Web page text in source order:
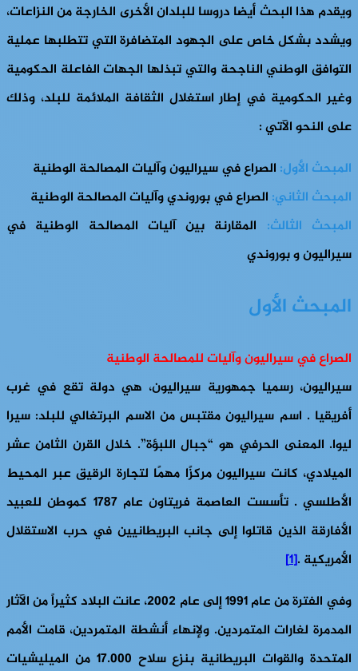
ويقدم هذا البحث أيضا دروسا للبلدان الأخرى الخارجة من النزاعات،
ويشدد بشكل خاص على الجهود المتضافرة التي تتطلبها عملية
التوافق الوطني الناجحة والتي تبذلها الجهات الفاعلة الحكومية
وغير الحكومية في إطار استغلال الثقافة الملائمة للبلد، وذلك
على النحو الآتي :
المبحث الأول: الصراع في سيراليون وآليات المصالحة الوطنية
المبحث الثاني: الصراع في بوروندي وآليات المصالحة الوطنية
المبحث الثالث: المقارنة بين آليات المصالحة الوطنية في
سيراليون و بوروندي
المبحث الأول
الصراع في سيراليون وآليات للمصالحة الوطنية
سيراليون، رسميا جمهورية سيراليون، هي دولة تقع في غرب
أفريقيا . اسم سيراليون مقتبس من الاسم البرتغالي للبلد: سيرا
ليوا. المعنى الحرفي هو “جبال اللبؤة”. خلال القرن الثامن عشر
الميلادي، كانت سيراليون مركزًا مهمًا لتجارة الرقيق عبر المحيط
الأطلسي . تأسست العاصمة فريتاون عام 1787 كموطن للعبيد
الأفارقة الذين قاتلوا إلى جانب البريطانيين في حرب الاستقلال
الأمريكية .[1]
وفي الفترة من عام 1991 إلى عام 2002، عانت البلاد كثيراً من الآثار
المدمرة لغارات المتمردين. ولإنهاء أنشطة المتمردين، قامت الأمم
المتحدة والقوات البريطانية بنزع سلاح 17.000 من الميليشيات